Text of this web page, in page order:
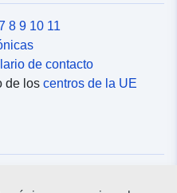
8 9 10 11
de contacto
de los centros de la UE